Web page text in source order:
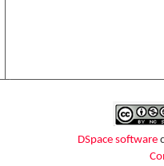
DSpace software